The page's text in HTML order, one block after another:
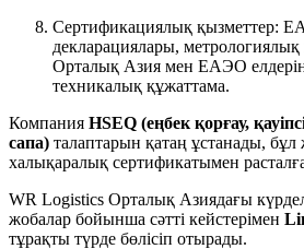
Сертификациялық қызметтер:
декларациялары,
Орталық Азия мен ЕАЭО
техникалық құжаттама.
Компания HSEQ (еңбек қорғау,
сапа) талаптарын қатаң ұстанады,
халықаралық сертификатымен
WR Logistics Орталық Азиядағы
жобалар бойынша сәтті кейстерімен
тұрақты түрде бөлісіп отырады.